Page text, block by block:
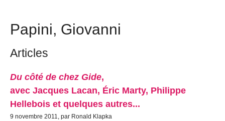
Papini, Giovanni
Articles
Du côté de chez Gide,
avec Jacques Lacan, Éric Marty, Philippe
Hellebois et quelques autres...
9 novembre 2011, par Ronald Klapka